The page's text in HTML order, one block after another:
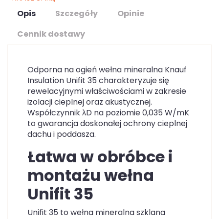
Opis Szczegóły
Opinie
Cennik dostawy
Odporna na ogień wełna mineralna Knauf
Insulation Unifit 35 charakteryzuje się
rewelacyjnymi właściwościami w zakresie
izolacji cieplnej oraz akustycznej.
Współczynnik λD na poziomie 0,035 W/mK
to gwarancja doskonałej ochrony cieplnej
dachu i poddasza.
Łatwa w obróbce i
montażu wełna
Unifit 35
Unifit 35 to wełna mineralna szklana